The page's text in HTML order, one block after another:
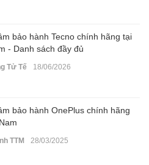
bảo hành Tecno chính hãng tại
- Danh sách đầy đủ
Tử Tế 18/06/2026
bảo hành OnePlus chính hãng
TTM 28/03/2025